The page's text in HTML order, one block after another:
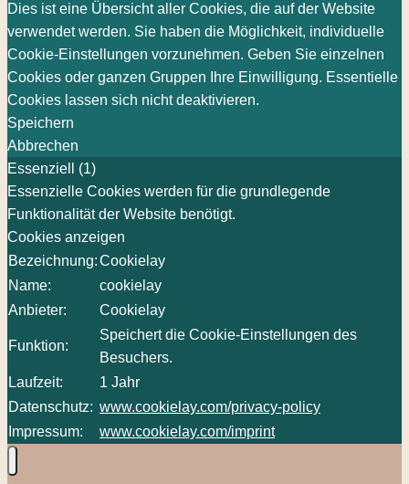
Dies ist eine Übersicht aller Cookies, die auf der Website
verwendet werden. Sie haben die Möglichkeit, individuelle
Cookie-Einstellungen vorzunehmen. Geben Sie einzelnen
Cookies oder ganzen Gruppen Ihre Einwilligung. Essentielle
Cookies lassen sich nicht deaktivieren.
Speichern
Abbrechen
Essenziell (1)
Essenzielle Cookies werden für die grundlegende
Funktionalität der Website benötigt.
Cookies anzeigen
Bezeichnung:Cookielay
Name:
cookielay
Anbieter:
Cookielay
Funktion:
Speichert die Cookie-Einstellungen des
Besuchers.
Laufzeit:
1 Jahr
Datenschutz: www.cookielay.com/privacy-policy
Impressum:
www.cookielay.com/imprint